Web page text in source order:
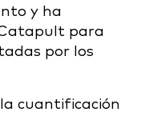
y ha
para
por los
cuantificación